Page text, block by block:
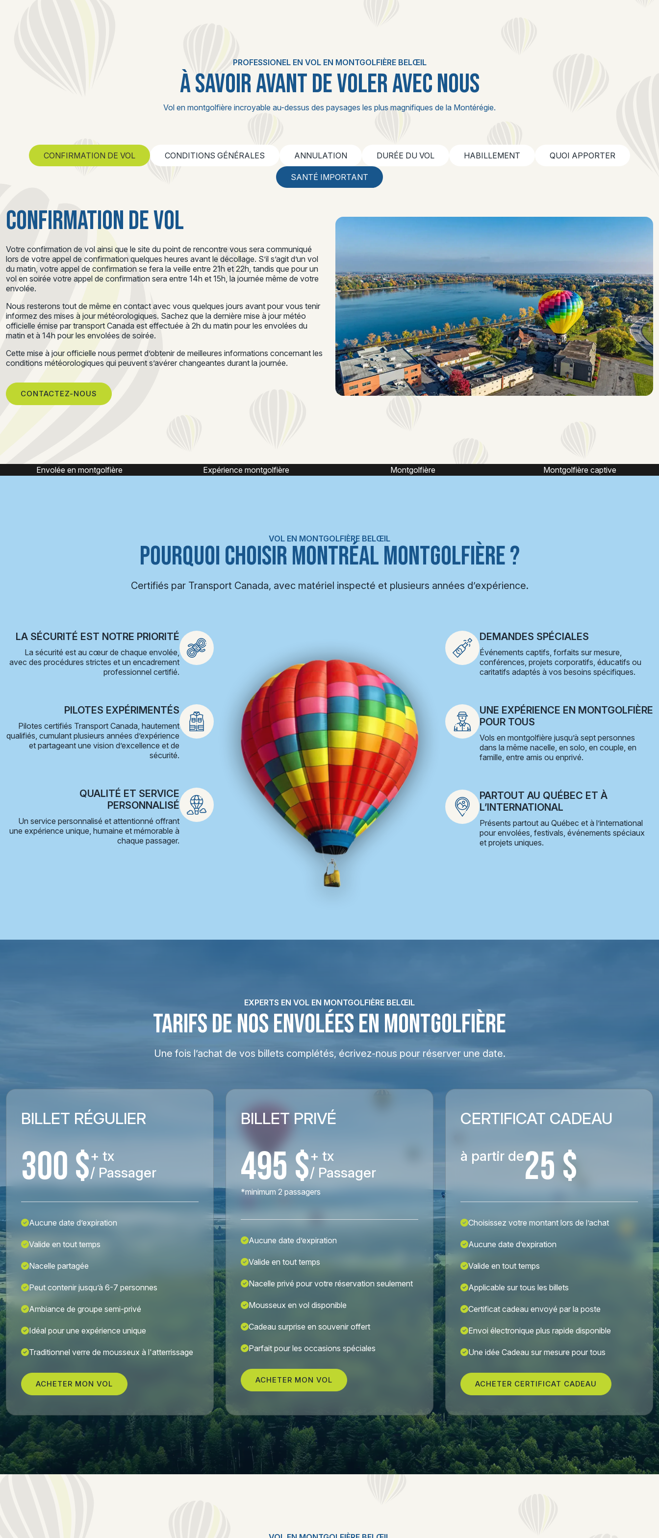
PROFESSIONEL EN VOL EN MONTGOLFIÈRE BELŒIL
À SAVOIR AVANT DE VOLER AVEC NOUS
Vol en montgolfière incroyable au-dessus des paysages les plus magnifiques de la Montérégie.
CONFIRMATION DE VOL CONDITIONS GÉNÉRALES ANNULATION DURÉE DU VOL HABILLEMENT QUOI APPORTER
SANTÉ IMPORTANT
CONFIRMATION DE VOL
Votre confirmation de vol ainsi que le site du point de rencontre vous sera communiqué
lors de votre appel de confirmation quelques heures avant le décollage. S’il s’agit d’un vol
du matin, votre appel de confirmation se fera la veille entre 21h et 22h, tandis que pour un
vol en soirée votre appel de confirmation sera entre 14h et 15h, la journée même de votre
envolée.
Nous resterons tout de même en contact avec vous quelques jours avant pour vous tenir
informez des mises à jour météorologiques. Sachez que la dernière mise à jour météo
officielle émise par transport Canada est effectuée à 2h du matin pour les envolées du
matin et à 14h pour les envolées de soirée.
Cette mise à jour officielle nous permet d’obtenir de meilleures informations concernant les
conditions météorologiques qui peuvent s’avérer changeantes durant la journée.
CONTACTEZ-NOUS
Expérience montgolfière Montgolfière Montgolfière captive Vol captif
VOL EN MONTGOLFIÈRE BELŒIL
POURQUOI CHOISIR MONTRÉAL MONTGOLFIÈRE ?
Certifiés par Transport Canada, avec matériel inspecté et plusieurs années d’expérience.
LA SÉCURITÉ EST NOTRE PRIORITÉ
La sécurité est au cœur de chaque envolée,
avec des procédures strictes et un encadrement
professionnel certifié.
PILOTES EXPÉRIMENTÉS
Pilotes certifiés Transport Canada, hautement
qualifiés, cumulant plusieurs années d’expérience
et partageant une vision d’excellence et de
sécurité.
QUALITÉ ET SERVICE
PERSONNALISÉ
Un service personnalisé et attentionné offrant
une expérience unique, humaine et mémorable à
chaque passager.
DEMANDES SPÉCIALES
Événements captifs, forfaits sur mesure,
conférences, projets corporatifs, éducatifs ou
caritatifs adaptés à vos besoins spécifiques.
UNE EXPÉRIENCE EN MONTGOLFIÈRE
POUR TOUS
Vols en montgolfière jusqu’à sept personnes
dans la même nacelle, en solo, en couple, en
famille, entre amis ou enprivé.
PARTOUT AU QUÉBEC ET À
L’INTERNATIONAL
Présents partout au Québec et à l’international
pour envolées, festivals, événements spéciaux
et projets uniques.
EXPERTS EN VOL EN MONTGOLFIÈRE BELŒIL
TARIFS DE NOS ENVOLÉES EN MONTGOLFIÈRE
Une fois l’achat de vos billets complétés, écrivez-nous pour réserver une date.
BILLET RÉGULIER
300 $+ tx
/ Passager
Aucune date d’expiration
Valide en tout temps
Nacelle partagée
Peut contenir jusqu’à 6-7 personnes
Ambiance de groupe semi-privé
Idéal pour une expérience unique
Traditionnel verre de mousseux à l'atterrissage
ACHETER MON VOL
BILLET PRIVÉ
495 $+ tx
/ Passager
*minimum 2 passagers
Aucune date d’expiration
Valide en tout temps
Nacelle privé pour votre réservation seulement
Mousseux en vol disponible
Cadeau surprise en souvenir offert
Parfait pour les occasions spéciales
ACHETER MON VOL
CERTIFICAT CADEAU
à partir de25 $
Choisissez votre montant lors de l’achat
Aucune date d’expiration
Valide en tout temps
Applicable sur tous les billets
Certificat cadeau envoyé par la poste
Envoi électronique plus rapide disponible
Une idée Cadeau sur mesure pour tous
ACHETER CERTIFICAT CADEAU